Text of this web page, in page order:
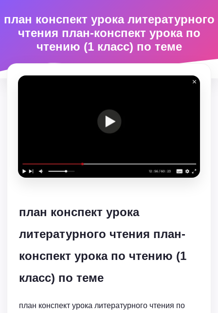
план конспект урока литературного
чтения план-конспект урока по
чтению (1 класс) по теме
план конспект урока
литературного чтения план-
конспект урока по чтению (1
класс) по теме
план конспект урока литературного чтения по